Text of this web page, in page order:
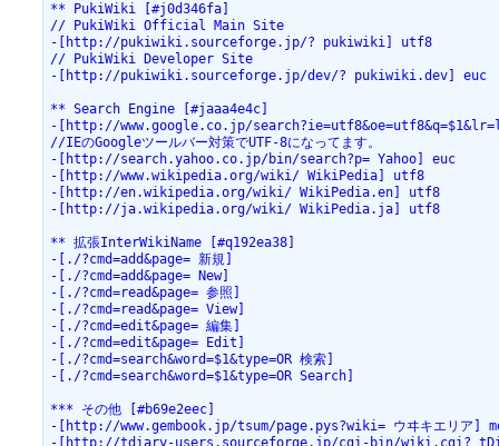
** PukiWiki [#j0d346fa]
// PukiWiki Official Main Site
-[http://pukiwiki.sourceforge.jp/? pukiwiki] utf8
// PukiWiki Developer Site
-[http://pukiwiki.sourceforge.jp/dev/? pukiwiki.dev] euc
** Search Engine [#jaaa4e4c]
-[http://www.google.co.jp/
//IEのGoogleツールバー対策でUTF-8になってます。
-[http://search.yahoo.co.jp/bin/search?p= Yahoo] euc
-[http://www.wikipedia.org/wiki/ WikiPedia] utf8
-[http://en.wikipedia.org/wiki/ WikiPedia.en] utf8
-[http://ja.wikipedia.org/wiki/ WikiPedia.ja] utf8
** 拡張InterWikiName [#q192ea38]
-[./?cmd=add&page= 新規]
-[./?cmd=add&page= New]
-[./?cmd=read&page= 参照]
-[./?cmd=read&page= View]
-[./?cmd=edit&page= 編集]
-[./?cmd=edit&page= Edit]
-[./?cmd=search&word=$1&type=OR 検索]
-[./?cmd=search&word=$1&type=OR Search]
*** その他 [#b69e2eec]
-[http://www.gembook.jp/tsum/page.pys?wiki= ウヰキエリア]
-[http://tdiary-users.sourceforge.jp/cgi-bin/wiki.cgi?